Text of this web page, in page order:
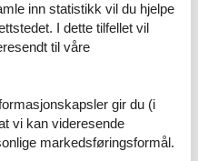
from Degersheim railway
bus stop (included).
Alpamare (Rapperswil),
Lichtensteig, Wattwil) Hoher
(Schwägalp), Knobelweg
inn statistikk vil du hjelpe
I dette tilfellet vil
til våre
gir du (i
vi kan videresende
markedsføringsformål.